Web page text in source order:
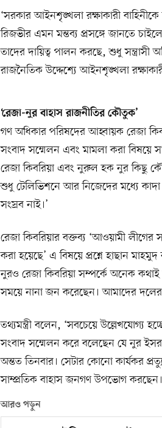
‘সরকার আইনশৃঙ্খলা রক্ষাকারী
রিজভীর এমন মন্তব্য প্রসঙ্গে জানতে
তাদের দায়িত্ব পালন করছে, শুধু সন্ত্রাসী
রাজনৈতিক উদ্দেশ্যে আইনশৃঙ্খলা
‘রেজা-নুর বাহাস রাজনীতির কৌতুক’
গণ অধিকার পরিষদের আহ্বায়ক রেজা
সংবাদ সম্মেলন এবং মামলা করা বিষয়ে
রেজা কিবরিয়া এবং নুরুল হক নুর কিছু
শুধু টেলিভিশনে আর নিজেদের মধ্যে
সংস্রব নাই।’
রেজা কিবরিয়ার বক্তব্য ‘আওয়ামী লীগের
করা হয়েছে’ এ বিষয়ে প্রশ্নে হাছান
নুরও রেজা কিবরিয়া সম্পর্কে অনেক
সময়ে নানা জন করেছেন। আমাদের
তথ্যমন্ত্রী বলেন, ‘সবচেয়ে উল্লেখযোগ্য
সংবাদ সম্মেলন করে বলেছেন যে নুর
অন্তত তিনবার। সেটার কোনো কার্যকর
সাম্প্রতিক বাহাস জনগণ উপভোগ
আরও পড়ুন